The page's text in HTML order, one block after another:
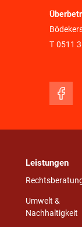
T 0511
Leistungen
Umwelt &
Nachhaltigkeit